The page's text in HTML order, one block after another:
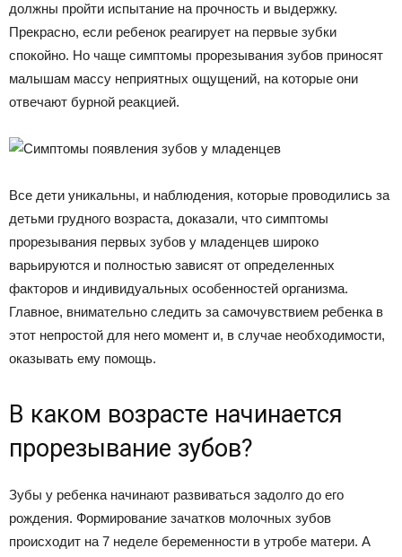
должны пройти испытание на прочность и выдержку.
Прекрасно, если ребенок реагирует на первые зубки
спокойно. Но чаще симптомы прорезывания зубов приносят
малышам массу неприятных ощущений, на которые они
отвечают бурной реакцией.
Все дети уникальны, и наблюдения, которые проводились за
детьми грудного возраста, доказали, что симптомы
прорезывания первых зубов у младенцев широко
варьируются и полностью зависят от определенных
факторов и индивидуальных особенностей организма.
Главное, внимательно следить за самочувствием ребенка в
этот непростой для него момент и, в случае необходимости,
оказывать ему помощь.
В каком возрасте начинается
прорезывание зубов?
Зубы у ребенка начинают развиваться задолго до его
рождения. Формирование зачатков молочных зубов
происходит на 7 неделе беременности в утробе матери. А